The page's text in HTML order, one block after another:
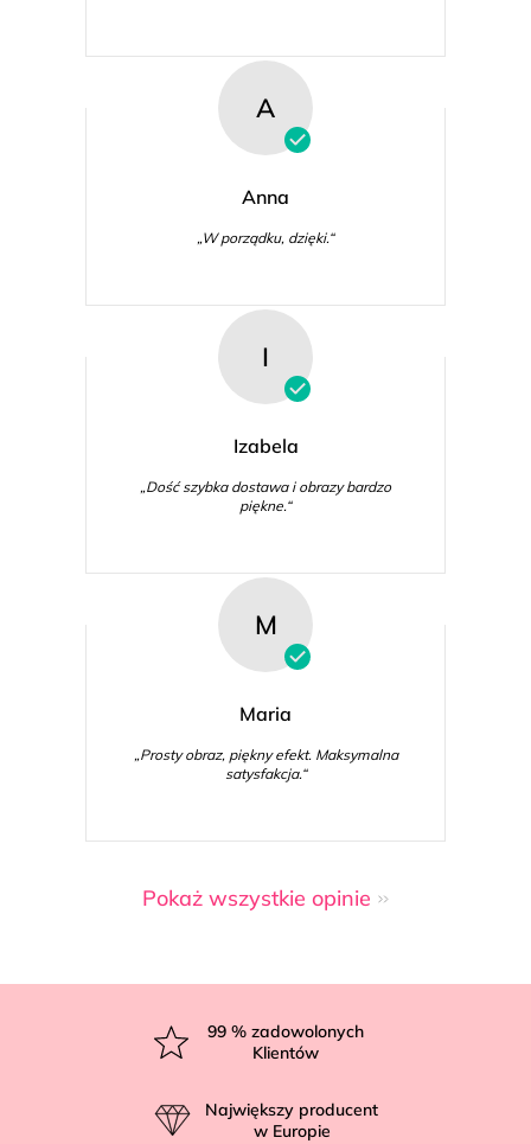
A
Anna
„W porządku, dzięki.“
I
Izabela
„Dość szybka dostawa i obrazy bardzo
piękne.“
M
Maria
„Prosty obraz, piękny efekt. Maksymalna
satysfakcja.“
Pokaż wszystkie opinie
99 % zadowolonych
Klientów
Największy producent
w Europie